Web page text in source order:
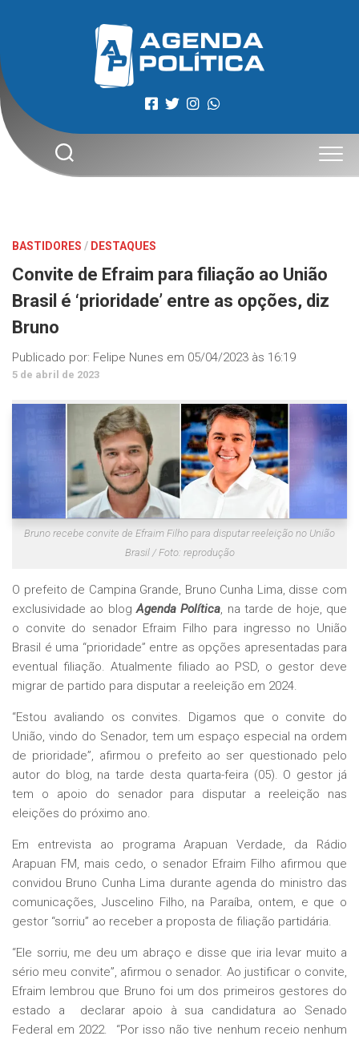
BASTIDORES / DESTAQUES
Convite de Efraim para filiação ao União
Brasil é ‘prioridade’ entre as opções, diz
Bruno
Publicado por: Felipe Nunes em 05/04/2023 às 16:19
5 de abril de 2023
Bruno recebe convite de Efraim Filho para disputar reeleição no União
Brasil / Foto: reprodução
O prefeito de Campina Grande, Bruno Cunha Lima, disse com
exclusividade ao blogAgenda Política, na tarde de hoje, que
o convite do senador Efraim Filho para ingresso no União
Brasil é uma “prioridade” entre as opções apresentadas para
eventual filiação. Atualmente filiado ao PSD, o gestor deve
migrar de partido para disputar a reeleição em 2024.
“Estou avaliando os convites. Digamos que o convite do
União, vindo do Senador, tem um espaço especial na ordem
de prioridade”, afirmou o prefeito ao ser questionado pelo
autor do blog, na tarde desta quarta-feira (05). O gestor já
tem o apoio do senador para disputar a reeleição nas
eleições do próximo ano.
Em entrevista ao programa Arapuan Verdade, da Rádio
Arapuan FM, mais cedo, o senador Efraim Filho afirmou que
convidou Bruno Cunha Lima durante agenda do ministro das
comunicações, Juscelino Filho, na Paraíba, ontem, e que o
gestor “sorriu” ao receber a proposta de filiação partidária.
“Ele sorriu, me deu um abraço e disse que iria levar muito a
sério meu convite”, afirmou o senador. Ao justificar o convite,
Efraim lembrou que Bruno foi um dos primeiros gestores do
estado a declarar apoio à sua candidatura ao Senado
Federal em 2022. “Por isso não tive nenhum receio nenhum